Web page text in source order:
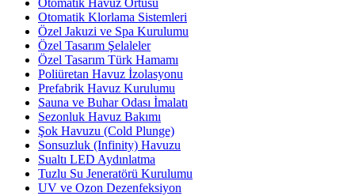
Otomatik Havuz Örtüsü
Otomatik Klorlama Sistemleri
Özel Jakuzi ve Spa Kurulumu
Özel Tasarım Şelaleler
Özel Tasarım Türk Hamamı
Poliüretan Havuz İzolasyonu
Prefabrik Havuz Kurulumu
Sauna ve Buhar Odası İmalatı
Sezonluk Havuz Bakımı
Şok Havuzu (Cold Plunge)
Sonsuzluk (Infinity) Havuzu
Sualtı LED Aydınlatma
Tuzlu Su Jeneratörü Kurulumu
UV ve Ozon Dezenfeksiyon